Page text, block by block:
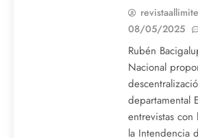
08/05/2025
Rubén
Nacional
departamental
entrevistas con
la Intendencia